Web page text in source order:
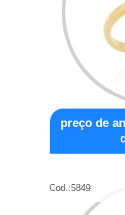
preço de
Cod.:5849